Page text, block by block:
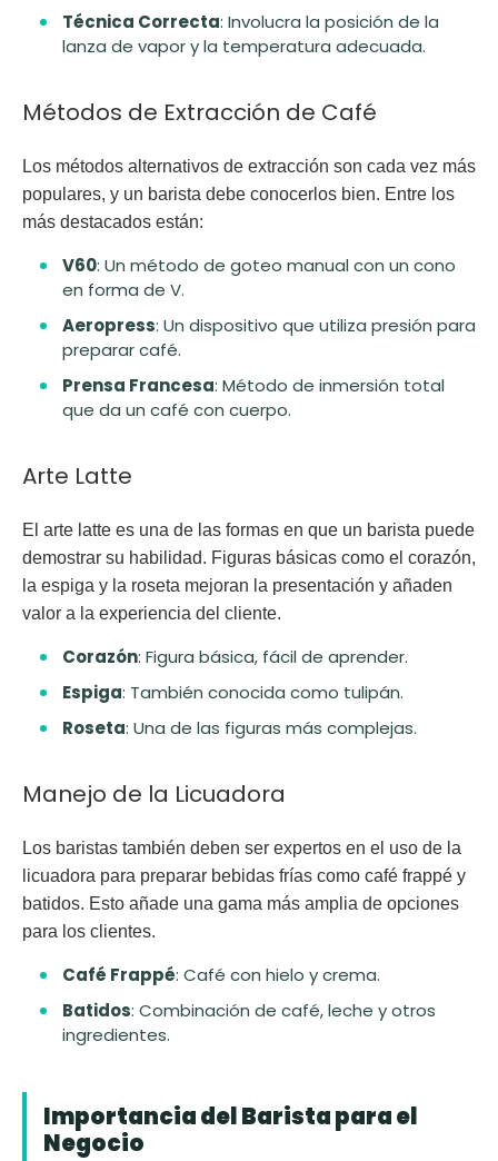
Técnica Correcta: Involucra la posición de la
lanza de vapor y la temperatura adecuada.
Métodos de Extracción de Café
Los métodos alternativos de extracción son cada vez más
populares, y un barista debe conocerlos bien. Entre los
más destacados están:
V60: Un método de goteo manual con un cono
en forma de V.
Aeropress: Un dispositivo que utiliza presión para
preparar café.
Prensa Francesa: Método de inmersión total
que da un café con cuerpo.
Arte Latte
El arte latte es una de las formas en que un barista puede
demostrar su habilidad. Figuras básicas como el corazón,
la espiga y la roseta mejoran la presentación y añaden
valor a la experiencia del cliente.
Corazón: Figura básica, fácil de aprender.
Espiga: También conocida como tulipán.
Roseta: Una de las figuras más complejas.
Manejo de la Licuadora
Los baristas también deben ser expertos en el uso de la
licuadora para preparar bebidas frías como café frappé y
batidos. Esto añade una gama más amplia de opciones
para los clientes.
Café Frappé: Café con hielo y crema.
Batidos: Combinación de café, leche y otros
ingredientes.
Importancia del Barista para el
Negocio